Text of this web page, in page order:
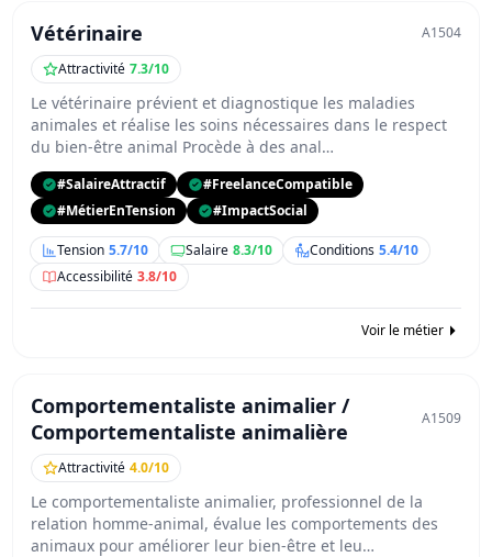
Vétérinaire
A1504
Attractivité 7.3/10
Le vétérinaire prévient et diagnostique les maladies
animales et réalise les soins nécessaires dans le respect
du bien-être animal Procède à des anal…
#SalaireAttractif
#FreelanceCompatible
#MétierEnTension
#ImpactSocial
Tension 5.7/10 Salaire 8.3/10 Conditions 5.4/10
Accessibilité 3.8/10
Voir le métier
Comportementaliste animalier /
Comportementaliste animalière
A1509
Attractivité 4.0/10
Le comportementaliste animalier, professionnel de la
relation homme-animal, évalue les comportements des
animaux pour améliorer leur bien-être et leu…